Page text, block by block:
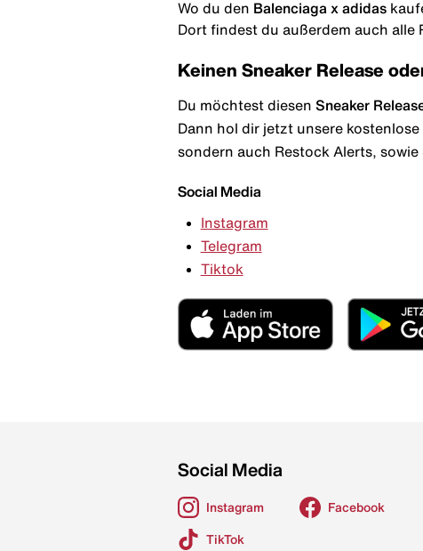
Wo du den Balenciaga x adidas
Dort findest du außerdem auch alle
Keinen Sneaker Release
Du möchtest diesen Sneaker
Dann hol dir jetzt unsere kostenlose
sondern auch Restock Alerts,
Social Media
Instagram
Telegram
Tiktok
Social Media
Instagram
TikTok
Facebook